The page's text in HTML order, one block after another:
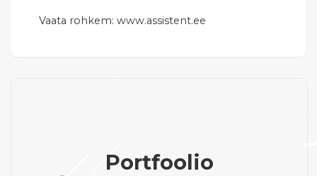
Vaata rohkem: www.assistent.ee
Portfoolio